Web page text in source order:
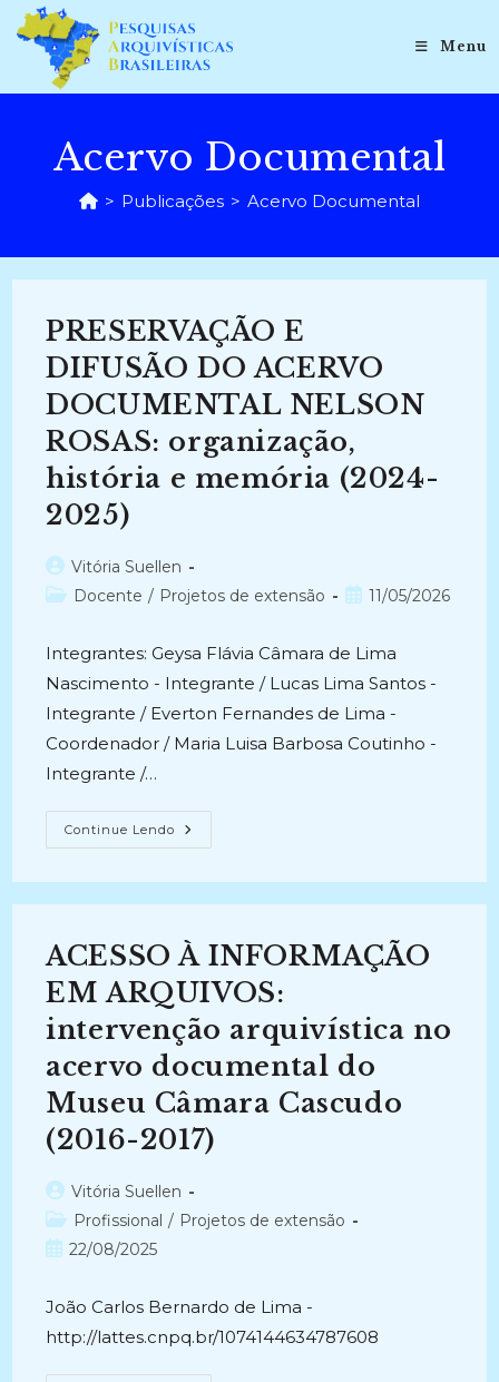
para
conteúdo
Menu
Acervo Documental
> Publicações > Acervo Documental
PRESERVAÇÃO E
DIFUSÃO DO ACERVO
DOCUMENTAL NELSON
ROSAS: organização,
história e memória (2024-
2025)
Autor
do
Vitória Suellen
Categoria
Docente / Projetos de extensão
Post11/05/2026
Integrantes: Geysa Flávia Câmara de Lima
Nascimento - Integrante / Lucas Lima Santos -
Integrante / Everton Fernandes de Lima -
Coordenador / Maria Luisa Barbosa Coutinho -
Integrante /…
Continue Lendo PRESERVAÇÃO
E
DOCUMENTAL
ROSAS:
Organização,
História
E
Memória
(2024-
2025)
ACESSO À INFORMAÇÃO
EM ARQUIVOS:
intervenção arquivística no
acervo documental do
Museu Câmara Cascudo
(2016-2017)
Autor
do
post:
Vitória Suellen
Categoria
do
Profissional / Projetos de extensão
Post22/08/2025
João Carlos Bernardo de Lima -
http://lattes.cnpq.br/1074144634787608